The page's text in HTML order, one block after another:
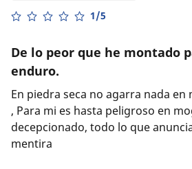
1/5
De lo peor que he montado
enduro.
En piedra seca no agarra nada en
, Para mi es hasta peligroso en
decepcionado, todo lo que
mentira